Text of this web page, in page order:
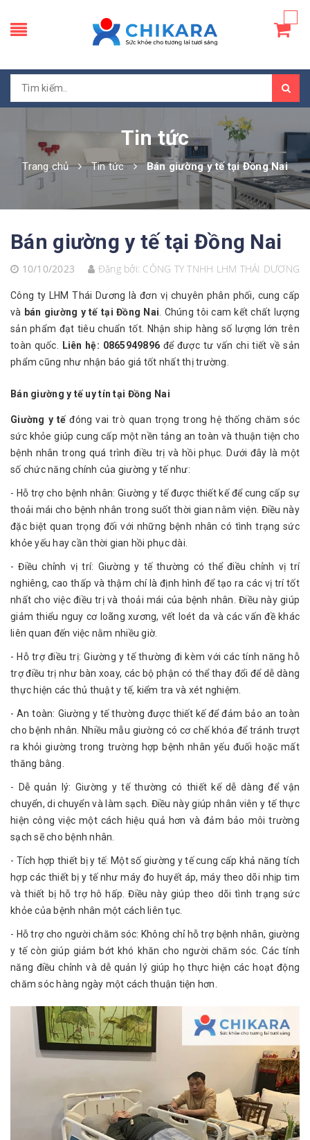
Tin tức
Trang chủ Tin tức Bán giường y tế tại Đồng Nai
Bán giường y tế tại Đồng Nai
10/10/2023 Đăng bởi: CÔNG TY TNHH LHM THÁI DƯƠNG
Công ty LHM Thái Dương là đơn vị chuyên phân phối, cung cấp
và bán giường y tế tại Đồng Nai . Chúng tôi cam kết chất lượng
sản phẩm đạt tiêu chuẩn tốt. Nhận ship hàng số lượng lớn trên
toàn quốc.
Liên hệ: 0865949896 để được tư vấn chi tiết về sản
phẩm cũng như nhận báo giá tốt nhất thị trường.
Bán giường y tế uy tín tại Đồng Nai
Giường y tế đóng vai trò quan trọng trong hệ thống chăm sóc
sức khỏe giúp cung cấp một nền tảng an toàn và thuận tiện cho
bệnh nhân trong quá trình điều trị và hồi phục. Dưới đây là một
số chức năng chính của giường y tế như:
- Hỗ trợ cho bệnh nhân: Giường y tế được thiết kế để cung cấp sự
thoải mái cho bệnh nhân trong suốt thời gian nằm viện. Điều này
đặc biệt quan trọng đối với những bệnh nhân có tình trạng sức
khỏe yếu hay cần thời gian hồi phục dài.
- Điều chỉnh vị trí: Giường y tế thường có thể điều chỉnh vị trí
nghiêng, cao thấp và thậm chí là định hình để tạo ra các vị trí tốt
nhất cho việc điều trị và thoải mái của bệnh nhân. Điều này giúp
giảm thiểu nguy cơ loãng xương, vết loét da và các vấn đề khác
liên quan đến việc nằm nhiều giờ.
- Hỗ trợ điều trị: Giường y tế thường đi kèm với các tính năng hỗ
trợ điều trị như bàn xoay, các bộ phận có thể thay đổi để dễ dàng
thực hiện các thủ thuật y tế, kiểm tra và xét nghiệm.
- An toàn: Giường y tế thường được thiết kế để đảm bảo an toàn
cho bệnh nhân. Nhiều mẫu giường có cơ chế khóa để tránh trượt
ra khỏi giường trong trường hợp bệnh nhân yếu đuối hoặc mất
thăng bằng.
- Dễ quản lý: Giường y tế thường có thiết kế dễ dàng để vận
chuyển, di chuyển và làm sạch. Điều này giúp nhân viên y tế thực
hiện công việc một cách hiệu quả hơn và đảm bảo môi trường
sạch sẽ cho bệnh nhân.
- Tích hợp thiết bị y tế: Một số giường y tế cung cấp khả năng tích
hợp các thiết bị y tế như máy đo huyết áp, máy theo dõi nhịp tim
và thiết bị hỗ trợ hô hấp. Điều này giúp theo dõi tình trạng sức
khỏe của bệnh nhân một cách liên tục.
- Hỗ trợ cho người chăm sóc: Không chỉ hỗ trợ bệnh nhân, giường
y tế còn giúp giảm bớt khó khăn cho người chăm sóc. Các tính
năng điều chỉnh và dễ quản lý giúp họ thực hiện các hoạt động
chăm sóc hàng ngày một cách thuận tiện hơn.